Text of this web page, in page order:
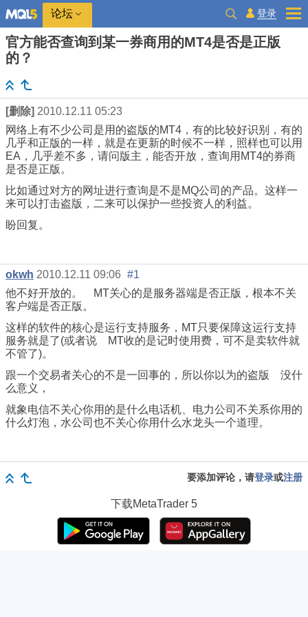
论坛 登录
官方能否查询到某一券商用的MT4是否是正版
的？
[删除] 2010.12.11 05:23
网络上有不少公司是用的盗版的MT4，有的比较好识别，有的
几乎和正版的一样，就是在更新的时候不一样，照样也可以用
EA，几乎差不多，请问版主，能否开放，查询用MT4的券商
是否是正版。
比如通过对方的网址进行查询是不是MQ公司的产品。这样一
来可以打击盗版，二来可以保护一些投资人的利益。
盼回复。
okwh 2010.12.11 09:06 #1
他不好开放的。 MT关心的是服务器端是否正版，根本不关
客户端是否正版。
这样的软件的核心是运行支持服务，MT只要保障这运行支持
服务就是了(或者说 MT收的是记时使用费，可不是卖软件就
不管了)。
跟一个交易者关心的不是一回事的，所以你以为的盗版 没什
么意义，
就象电信不关心你用的是什么电话机、电力公司不关系你用的
什么灯泡，水公司也不关心你用什么水龙头一个道理。
要添加评论，请登录或注册
下载MetaTrader 5